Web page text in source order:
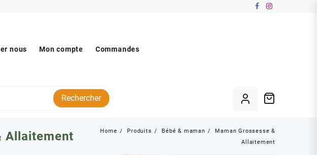
nous Mon compte Commandes
Rechercher
Allaitement Home Produits Bébé & maman
Maman Grossesse &
Allaitement